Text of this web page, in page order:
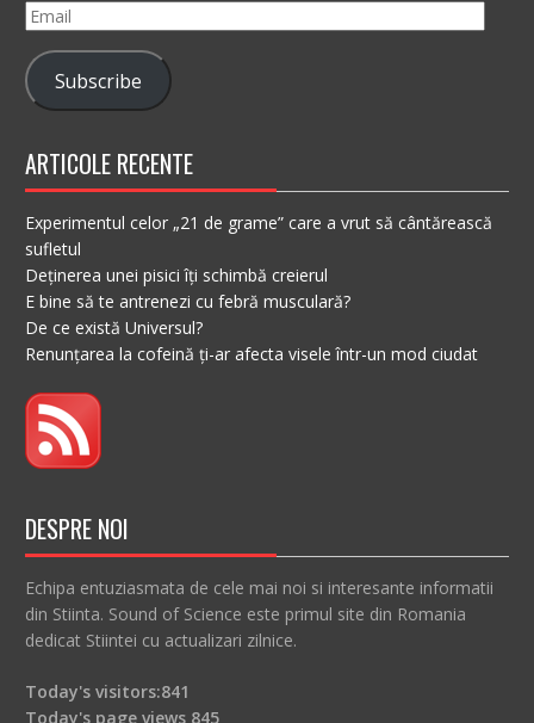
Email
Subscribe
ARTICOLE RECENTE
Experimentul celor „21 de grame” care a vrut să cântărească
sufletul
Deținerea unei pisici îți schimbă creierul
E bine să te antrenezi cu febră musculară?
De ce există Universul?
Renunțarea la cofeină ți-ar afecta visele într-un mod ciudat
DESPRE NOI
Echipa entuziasmata de cele mai noi si interesante informatii
din Stiinta. Sound of Science este primul site din Romania
dedicat Stiintei cu actualizari zilnice.
Today's visitors:841
Today's page views 845